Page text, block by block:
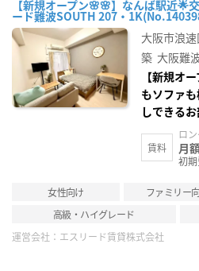
【新規オープン🌸🌸】なんば駅近🌟
ード難波SOUTH 207・
大阪市浪速
築 大阪難
【新規オ
もソファ
しできる
賃料
ロ
月
初
女性向け ファミリー
高級・ハイグレード
運営会社： エスリード賃貸株式会社